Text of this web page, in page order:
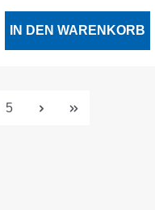
IN DEN WARENKORB
Seite
5